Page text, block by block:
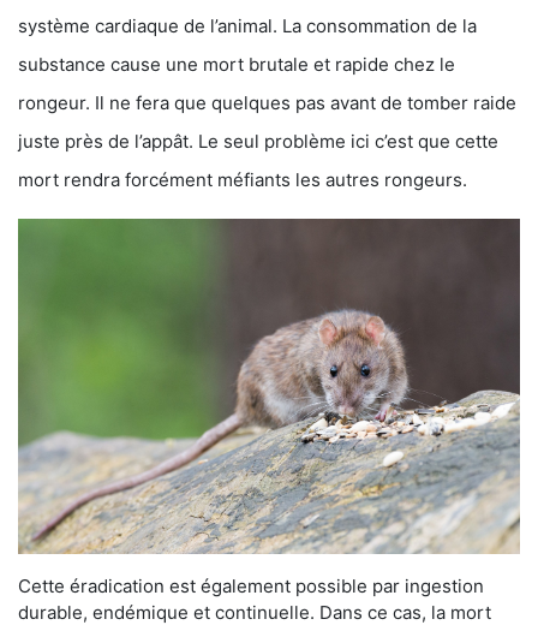
système cardiaque de l’animal. La consommation de la
substance cause une mort brutale et rapide chez le
rongeur. Il ne fera que quelques pas avant de tomber raide
juste près de l’appât. Le seul problème ici c’est que cette
mort rendra forcément méfiants les autres rongeurs.
Cette éradication est également possible par ingestion
durable, endémique et continuelle. Dans ce cas, la mort